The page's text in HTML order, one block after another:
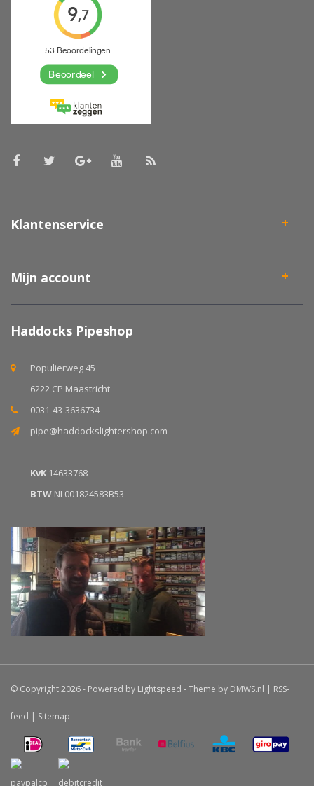
Klantenservice
Mijn account
Haddocks Pipeshop
Populierweg 45
6222 CP Maastricht
0031-43-3636734
pipe@haddockslightershop.com
KvK 14633768
BTW NL001824583B53
© Copyright 2026 - Powered by Lightspeed - Theme by DMWS.nl | RSS-
feed | Sitemap